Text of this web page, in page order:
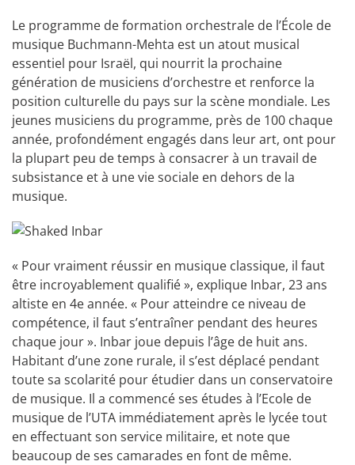
Le programme de formation orchestrale de l’École de
musique Buchmann-Mehta est un atout musical
essentiel pour Israël, qui nourrit la prochaine
génération de musiciens d’orchestre et renforce la
position culturelle du pays sur la scène mondiale. Les
jeunes musiciens du programme, près de 100 chaque
année, profondément engagés dans leur art, ont pour
la plupart peu de temps à consacrer à un travail de
subsistance et à une vie sociale en dehors de la
musique.
« Pour vraiment réussir en musique classique, il faut
être incroyablement qualifié », explique Inbar, 23 ans
altiste en 4e année. « Pour atteindre ce niveau de
compétence, il faut s’entraîner pendant des heures
chaque jour ». Inbar joue depuis l’âge de huit ans.
Habitant d’une zone rurale, il s’est déplacé pendant
toute sa scolarité pour étudier dans un conservatoire
de musique. Il a commencé ses études à l’Ecole de
musique de l’UTA immédiatement après le lycée tout
en effectuant son service militaire, et note que
beaucoup de ses camarades en font de même.